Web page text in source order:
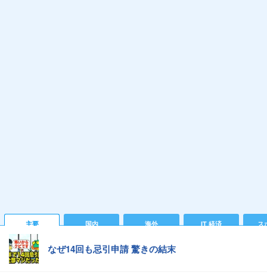
主要 国内 海外 IT 経済 ス
なぜ14回も忌引申請 驚きの結末